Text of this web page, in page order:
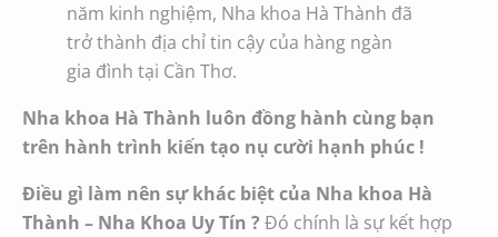
năm kinh nghiệm, Nha khoa Hà Thành đã
trở thành địa chỉ tin cậy của hàng ngàn
gia đình tại Cần Thơ.
Nha khoa Hà Thành luôn đồng hành cùng bạn
trên hành trình kiến tạo nụ cười hạnh phúc !
Điều gì làm nên sự khác biệt của Nha khoa Hà
Thành – Nha Khoa Uy Tín ? Đó chính là sự kết hợp